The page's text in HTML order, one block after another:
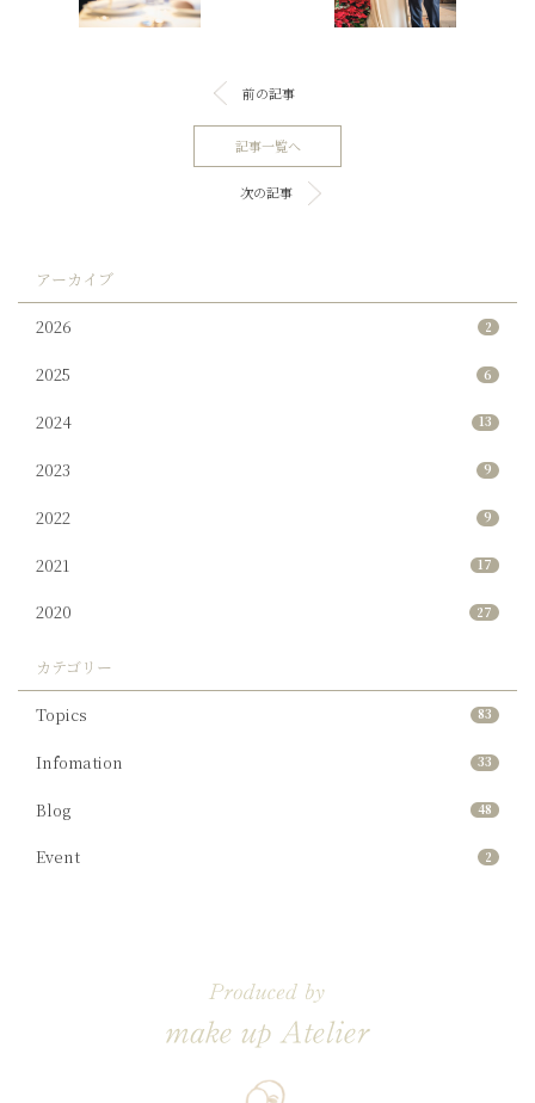
前の記事
記事一覧へ
次の記事
アーカイブ
2026 2
2025 6
2024 13
2023 9
2022 9
2021 17
2020 27
カテゴリー
Topics 83
Infomation 33
Blog 48
Event 2